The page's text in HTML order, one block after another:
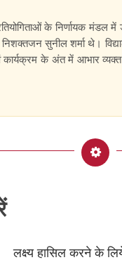
के निर्णायक मंडल
सुनील शर्मा थे।
कार्यक्रम के अंत में आभार
लक्ष्य हासिल करने के